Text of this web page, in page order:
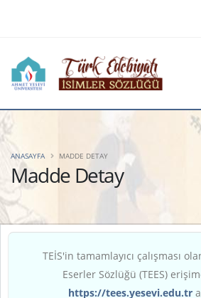
Madde Detay
ANASAYFA MADDE DETAY
TEİS'in tamamlayıcı çalışması
Eserler Sözlüğü (TEES)
https://tees.yesevi.edu.tr